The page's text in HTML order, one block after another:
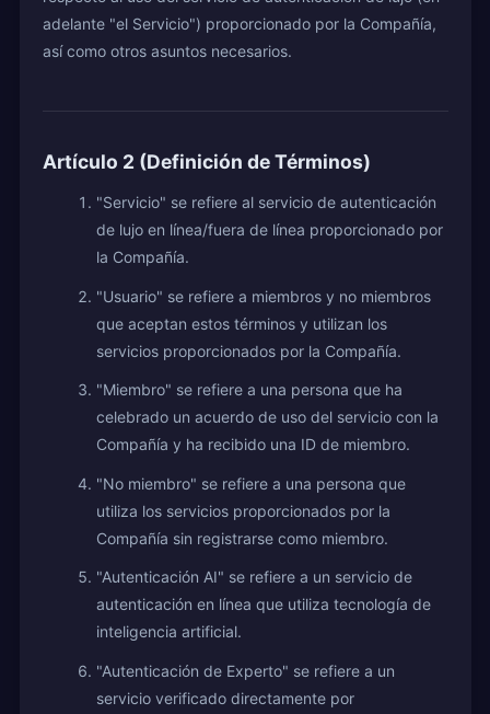
adelante "el Servicio") proporcionado por la Compañía,
así como otros asuntos necesarios.
Artículo 2 (Definición de Términos)
"Servicio" se refiere al servicio de autenticación
de lujo en línea/fuera de línea proporcionado por
la Compañía.
"Usuario" se refiere a miembros y no miembros
que aceptan estos términos y utilizan los
servicios proporcionados por la Compañía.
"Miembro" se refiere a una persona que ha
celebrado un acuerdo de uso del servicio con la
Compañía y ha recibido una ID de miembro.
"No miembro" se refiere a una persona que
utiliza los servicios proporcionados por la
Compañía sin registrarse como miembro.
"Autenticación AI" se refiere a un servicio de
autenticación en línea que utiliza tecnología de
inteligencia artificial.
"Autenticación de Experto" se refiere a un
servicio verificado directamente por